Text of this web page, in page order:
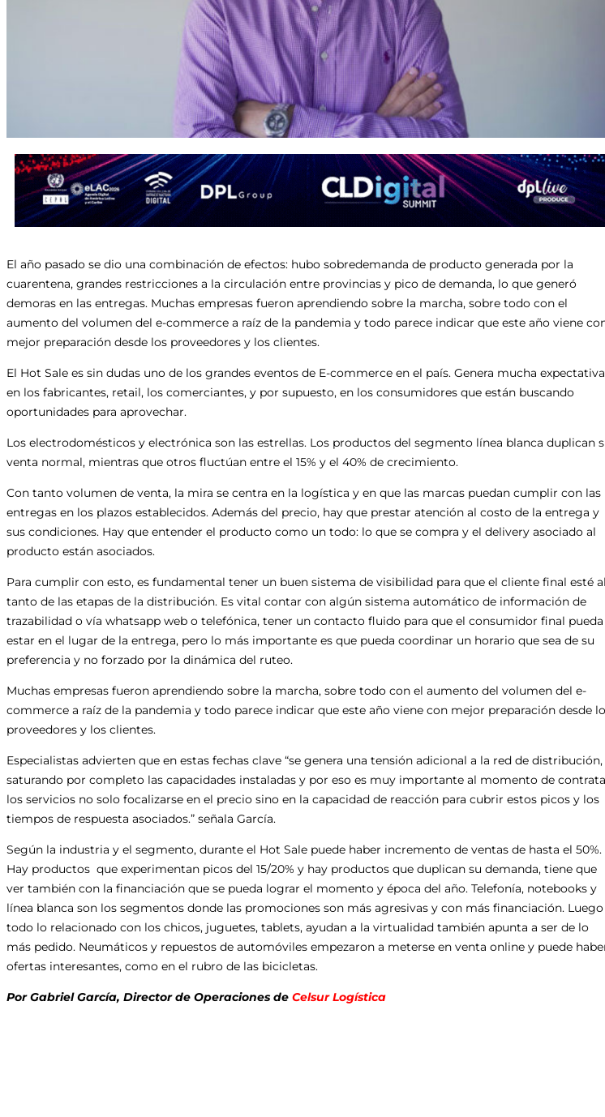
El año pasado se dio una combinación de efectos: hubo sobredemanda de producto generada por la
cuarentena, grandes restricciones a la circulación entre provincias y pico de demanda, lo que generó
demoras en las entregas. Muchas empresas fueron aprendiendo sobre la marcha, sobre todo con el
aumento del volumen del e-commerce a raíz de la pandemia y todo parece indicar que este año viene
mejor preparación desde los proveedores y los clientes.
El Hot Sale es sin dudas uno de los grandes eventos de E-commerce en el país. Genera mucha expectativa
en los fabricantes, retail, los comerciantes, y por supuesto, en los consumidores que están buscando
oportunidades para aprovechar.
Los electrodomésticos y electrónica son las estrellas. Los productos del segmento línea blanca duplican
venta normal, mientras que otros fluctúan entre el 15% y el 40% de crecimiento.
Con tanto volumen de venta, la mira se centra en la logística y en que las marcas puedan cumplir con las
entregas en los plazos establecidos. Además del precio, hay que prestar atención al costo de la entrega y
sus condiciones. Hay que entender el producto como un todo: lo que se compra y el delivery asociado al
producto están asociados.
Para cumplir con esto, es fundamental tener un buen sistema de visibilidad para que el cliente final esté al
tanto de las etapas de la distribución. Es vital contar con algún sistema automático de información de
trazabilidad o vía whatsapp web o telefónica, tener un contacto fluido para que el consumidor final pueda
estar en el lugar de la entrega, pero lo más importante es que pueda coordinar un horario que sea de su
preferencia y no forzado por la dinámica del ruteo.
Muchas empresas fueron aprendiendo sobre la marcha, sobre todo con el aumento del volumen del e-
commerce a raíz de la pandemia y todo parece indicar que este año viene con mejor preparación desde
proveedores y los clientes.
Especialistas advierten que en estas fechas clave “se genera una tensión adicional a la red de distribución,
saturando por completo las capacidades instaladas y por eso es muy importante al momento de
los servicios no solo focalizarse en el precio sino en la capacidad de reacción para cubrir estos picos y los
tiempos de respuesta asociados.” señala García.
Según la industria y el segmento, durante el Hot Sale puede haber incremento de ventas de hasta el 50%.
Hay productos que experimentan picos del 15/20% y hay productos que duplican su demanda, tiene que
ver también con la financiación que se pueda lograr el momento y época del año. Telefonía, notebooks y
línea blanca son los segmentos donde las promociones son más agresivas y con más financiación. Luego
todo lo relacionado con los chicos, juguetes, tablets, ayudan a la virtualidad también apunta a ser de lo
más pedido. Neumáticos y repuestos de automóviles empezaron a meterse en venta online y puede
ofertas interesantes, como en el rubro de las bicicletas.
Por Gabriel García, Director de Operaciones de Celsur Logística